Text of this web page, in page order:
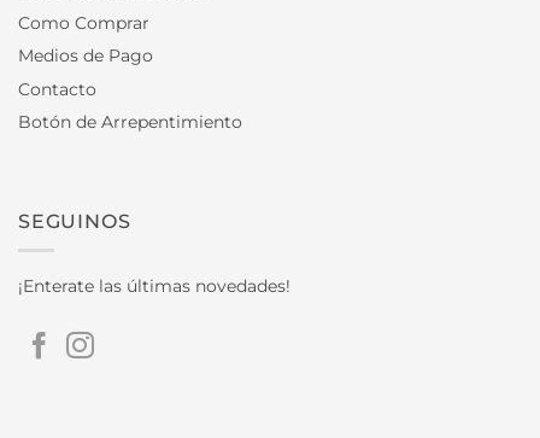
Como Comprar
Medios de Pago
Contacto
Botón de Arrepentimiento
SEGUINOS
¡Enterate las últimas novedades!